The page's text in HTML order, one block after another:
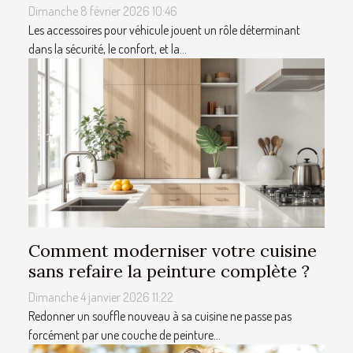
Dimanche 8 février 2026 10:46
Les accessoires pour véhicule jouent un rôle déterminant
dans la sécurité, le confort, et la...
Comment moderniser votre cuisine
sans refaire la peinture complète ?
Dimanche 4 janvier 2026 11:22
Redonner un souffle nouveau à sa cuisine ne passe pas
forcément par une couche de peinture...